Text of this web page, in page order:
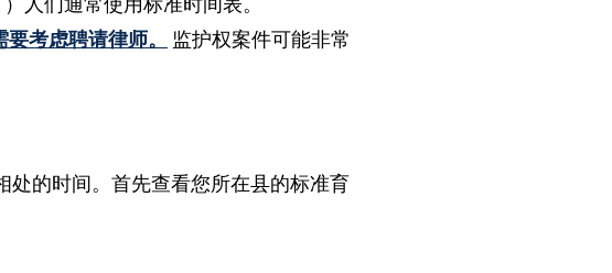
考虑聘请律师。
监护权案件可能非常
处的时间。首先查看您所在县的标准育